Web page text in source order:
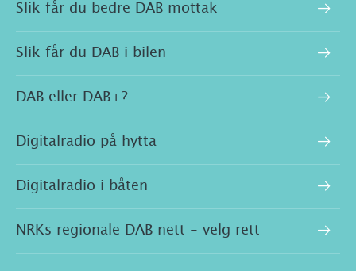
Slik får du bedre DAB mottak
Slik får du DAB i bilen
DAB eller DAB+?
Digitalradio på hytta
Digitalradio i båten
NRKs regionale DAB nett - velg rett